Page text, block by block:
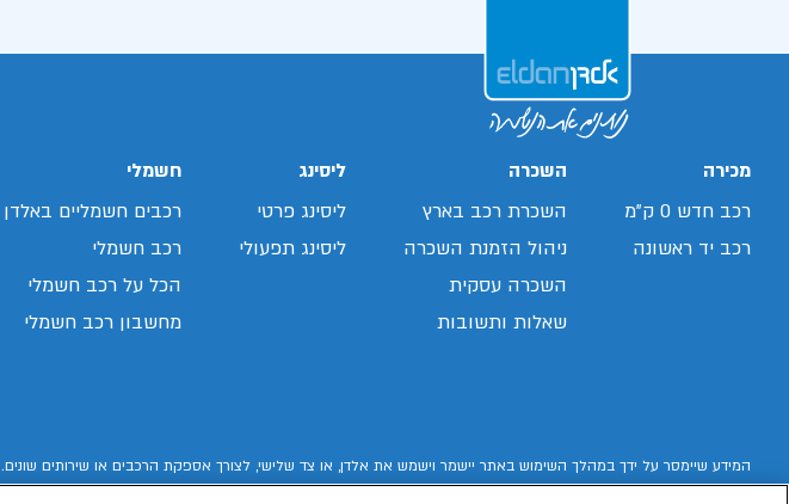
מכירה
רכב חדש 0 ק"מ
רכב יד ראשונה
השכרה
השכרת רכב בארץ
ניהול הזמנת השכרה
השכרה עסקית
שאלות ותשובות
ליסינג
ליסינג פרטי
ליסינג תפעולי
חשמלי
רכבים חשמליים באלדן
רכב חשמלי
הכל על רכב חשמלי
מחשבון רכב חשמלי
המידע שיימסר על ידך במהלך השימוש באתר יישמר וישמש את אלדן, או צד שלישי, לצורך אספקת הרכבים או שירותים שונים.